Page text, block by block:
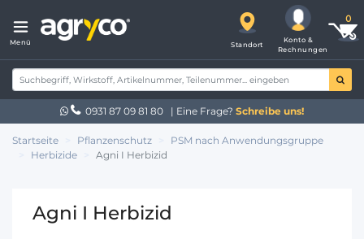
Menü Standort
Konto &
Rechnungen
0931 87 09 81 80 | Eine Frage? Schreibe uns!
Startseite Pflanzenschutz
PSM nach Anwendungsgruppe
Herbizide
Agni I Herbizid
Agni I Herbizid